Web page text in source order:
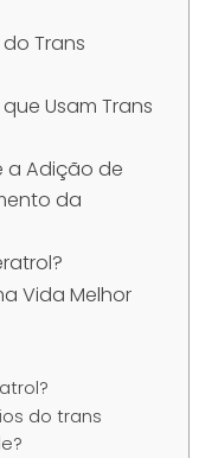
Trans
Usam Trans
a Adição de
da
Vida Melhor
do trans